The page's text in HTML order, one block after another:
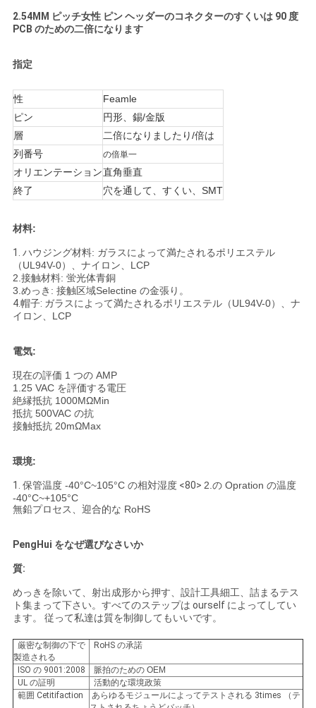
し
さ
い
VR
SHOW
地
図
PRIVACY
POLICY
2.54MM ピッチ女性 ピン ヘッダーのコネクターのすくいは 90 度
PCB のための二倍になります
指定
性
Feamle
ピン
円形、錫/金版
層
二倍になりましたり/倍は
列番号
の倍単一
オリエンテーション直角垂直
終了
穴を通して、すくい、SMT
材料:
1. ハウジング材料: ガラスによって満たされるポリエステル
（UL94V-0）、ナイロン、LCP
2.接触材料: 蛍光体青銅
3.めっき: 接触区域Selectine の金張り。
4.帽子: ガラスによって満たされるポリエステル（UL94V-0）、ナ
イロン、LCP
電気:
現在の評価 1 つの AMP
1.25 VAC を評価する電圧
絶縁抵抗 1000MΩMin
抵抗 500VAC の抗
接触抵抗 20mΩMax
環境:
1. 保管温度 -40°C~105°C の相対湿度<80> 2.の Opration の温度
-40°C~+105°C
無鉛プロセス、迎合的な RoHS
PengHui をなぜ選びなさいか
質:
めっきを除いて、射出成形から押す、設計工具細工、詰まるテス
ト集まって下さい。すべてのステップは ourself によってしてい
ます。 従って私達は質を制御してもいいです。
厳密な制御の下で
製造される
RoHS の承諾
ISO の 9001:2008
脈拍のための OEM
UL の証明
活動的な環境政策
範囲 Cetitifaction
あらゆるモジュールによってテストされる 3times （テ